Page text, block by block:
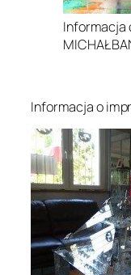
Informacja
MICHAŁ
Informacja o